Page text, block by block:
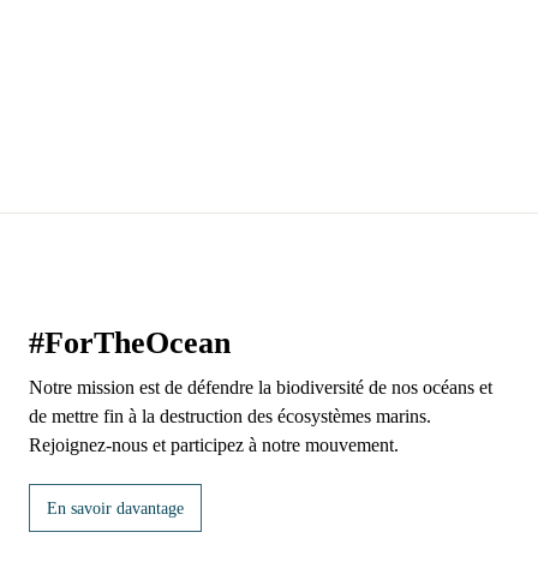
#ForTheOcean
Notre mission est de défendre la biodiversité de nos océans et
de mettre fin à la destruction des écosystèmes marins.
Rejoignez-nous et participez à notre mouvement.
En savoir davantage